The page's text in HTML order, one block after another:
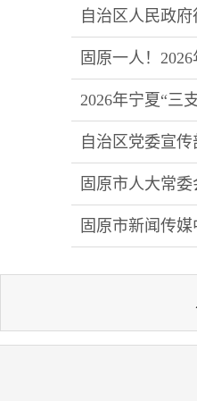
自治区人民政
固原一人！
2026年宁夏“三
自治区党委宣
固原市人大常
固原市新闻传